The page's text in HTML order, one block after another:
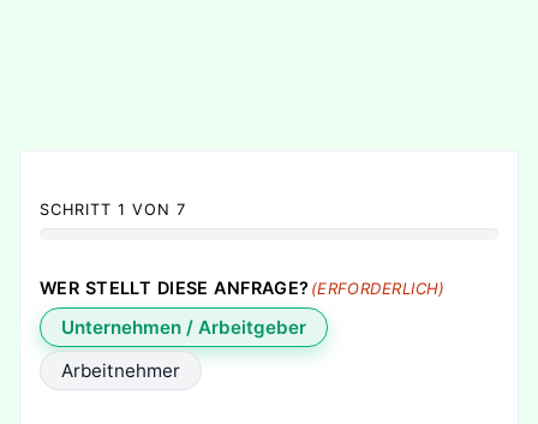
SCHRITT1 VON7
WER STELLT DIESE ANFRAGE? (ERFORDERLICH)
Unternehmen / Arbeitgeber
Arbeitnehmer